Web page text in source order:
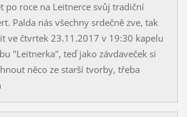
po roce na Leitnerce svůj tradiční
Palda nás všechny srdečně zve, tak
ve čtvrtek 23.11.2017 v 19:30 kapelu
"Leitnerka", teď jako závdaveček si
něco ze starší tvorby, třeba